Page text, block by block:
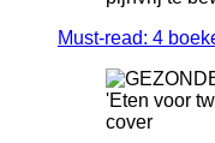
Must-read: 4